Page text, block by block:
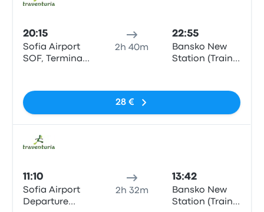
20:15
Sofia Airport
SOF, Terminal
2h 40m
22:55
Bansko New
Station (Train
28 €
11:10
Sofia Airport
Departure
2h 32m
13:42
Bansko New
Station (Train